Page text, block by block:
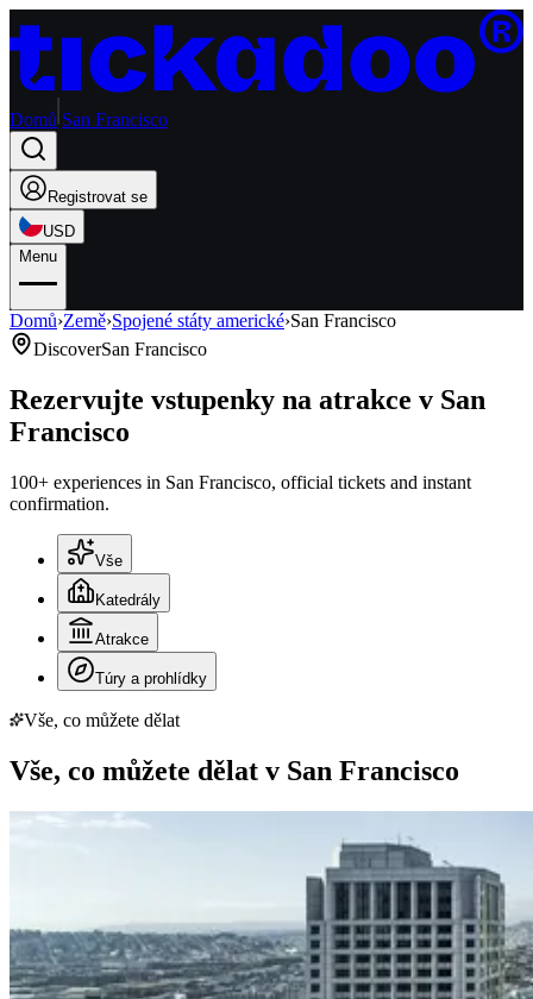
Domů San Francisco
Registrovat se
USD
Menu
Domů›Země›Spojené státy americké›San Francisco
DiscoverSan Francisco
Rezervujte vstupenky na atrakce v San
Francisco
100+ experiences in San Francisco, official tickets and instant
confirmation.
Vše
Katedrály
Atrakce
Túry a prohlídky
Vše, co můžete dělat
Vše, co můžete dělat v San Francisco